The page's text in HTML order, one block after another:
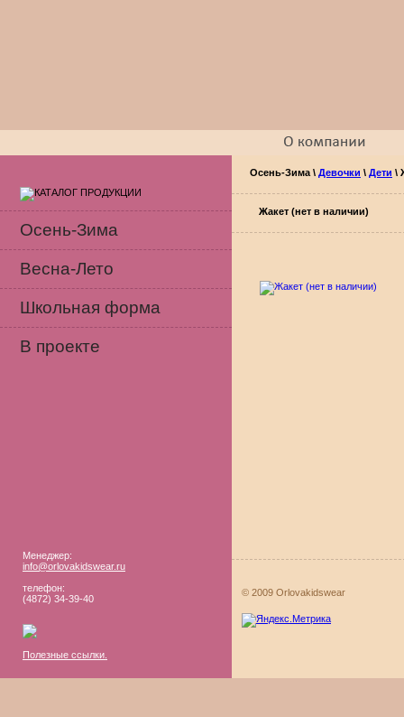
Осень-Зима
Весна-Лето
Школьная форма
В проекте
Менеджер:
info@orlovakidswear.ru
телефон:
(4872) 34-39-40
Полезные ссылки.
Осень-Зима \ Девочки \ Дети \
Жакет (нет в наличии)
© 2009 Orlovakidswear